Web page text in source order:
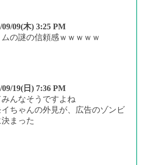
09/09(木) 3:25 PM
の謎の信頼感ｗｗｗｗｗ
09/19(日) 7:36 PM
んなそうですよね
ちゃんの外見が、広告のゾンビ
まった